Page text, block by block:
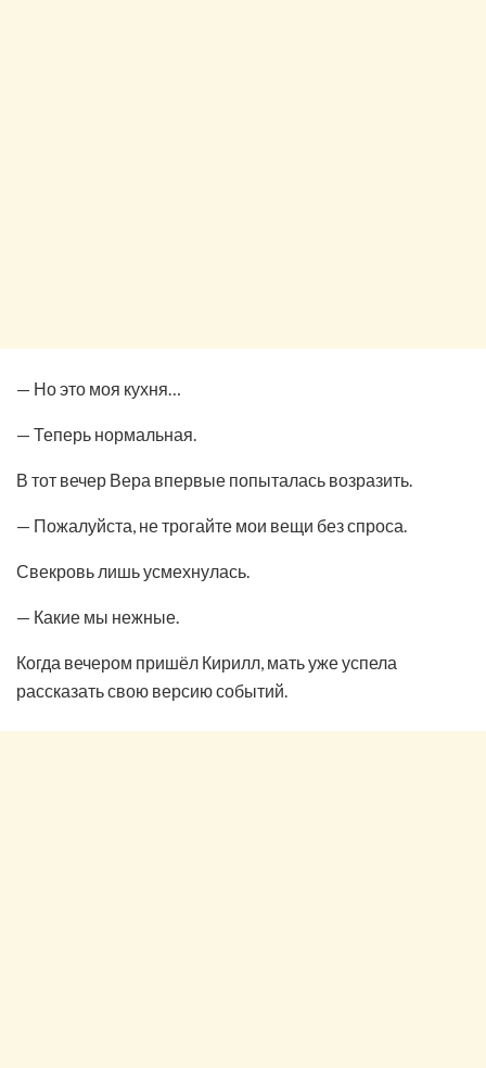
— Но это моя кухня…
— Теперь нормальная.
В тот вечер Вера впервые попыталась возразить.
— Пожалуйста, не трогайте мои вещи без спроса.
Свекровь лишь усмехнулась.
— Какие мы нежные.
Когда вечером пришёл Кирилл, мать уже успела
рассказать свою версию событий.